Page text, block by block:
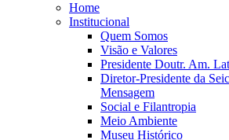
Home
Institucional
Quem Somos
Visão e Valores
Presidente Doutr. Am.
Diretor-Presidente da
Mensagem
Social e Filantropia
Meio Ambiente
Museu Histórico